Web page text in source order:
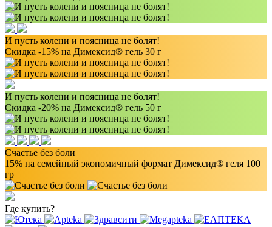
И пусть колени и поясница не болят!
Скидка -15% на Димексид® гель 30 г
И пусть колени и поясница не болят!
Скидка -20% на Димексид® гель 50 г
Счастье без боли
15% на семейный экономичный формат Димексид® геля 100
гр
Где купить?